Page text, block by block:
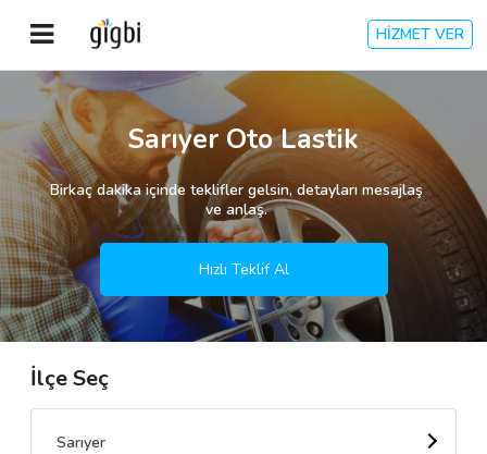
HİZMET VER
Anasayfa
Giriş Yap
Kayıt Ol
Kategoriler
🎈 Biz Kimiz?
Sarıyer Oto Lastik
Birkaç dakika içinde teklifler gelsin, detayları mesajlaş
ve anlaş.
Hızlı Teklif Al
İlçe Seç
Sarıyer